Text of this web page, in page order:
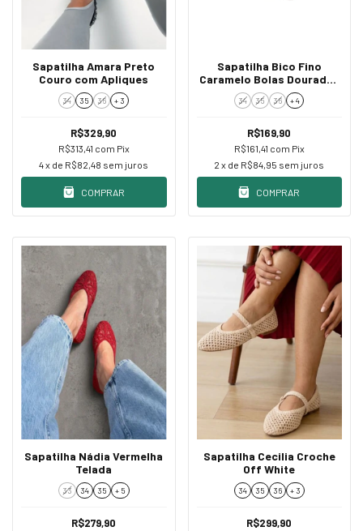
Sapatilha Amara Preto
Couro com Apliques
34 35 36 + 3
R$329,90
R$313,41 com Pix
4x de R$82,48 sem juros
COMPRAR
Sapatilha Bico Fino
Caramelo Bolas Douradas
e Fivela
34 35 36 + 4
R$169,90
R$161,41 com Pix
2 x de R$84,95 sem juros
COMPRAR
Sapatilha Nádia Vermelha
Telada
33 34 35 + 5
R$279,90
Sapatilha Cecilia Croche
Off White
34 35 36 + 3
R$299,90